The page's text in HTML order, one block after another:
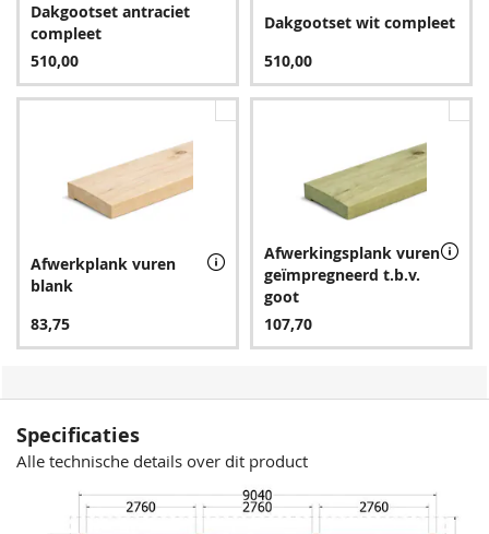
Dakgootset antraciet
compleet
510,00
Dakgootset wit compleet
510,00
Afwerkplank vuren
blank
83,75
Afwerkingsplank vuren
geïmpregneerd t.b.v.
goot
107,70
Specificaties
Alle technische details over dit product